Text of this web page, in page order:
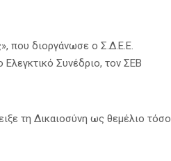
που διοργάνωσε ο Σ.Δ.Ε.Ε.
Συνέδριο, τον ΣΕΒ
τη Δικαιοσύνη ως θεμέλιο τόσο